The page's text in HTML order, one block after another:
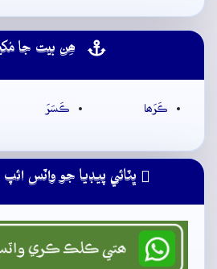
ھِن بيت جا
ڪَرَھا ڪَسَرَ
ڀٽائي پيڊيا جو واٽس